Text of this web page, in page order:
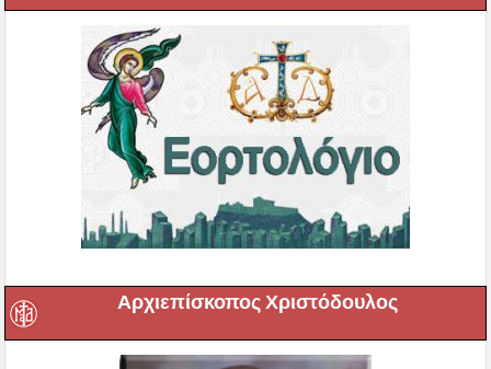
Αρχιεπίσκοπος Χριστόδουλος